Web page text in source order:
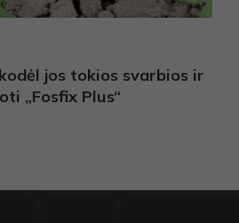
jos tokios svarbios ir
„Fosfix Plus“